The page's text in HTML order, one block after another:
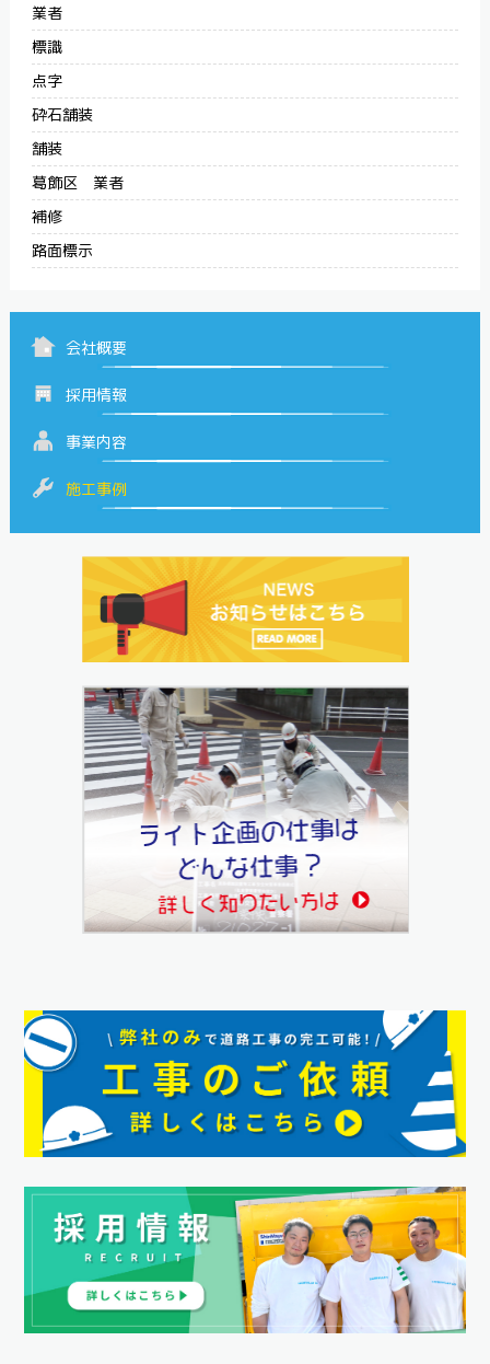
業者
標識
点字
砕石舗装
舗装
葛飾区 業者
補修
路面標示
会社概要
採用情報
事業内容
施工事例